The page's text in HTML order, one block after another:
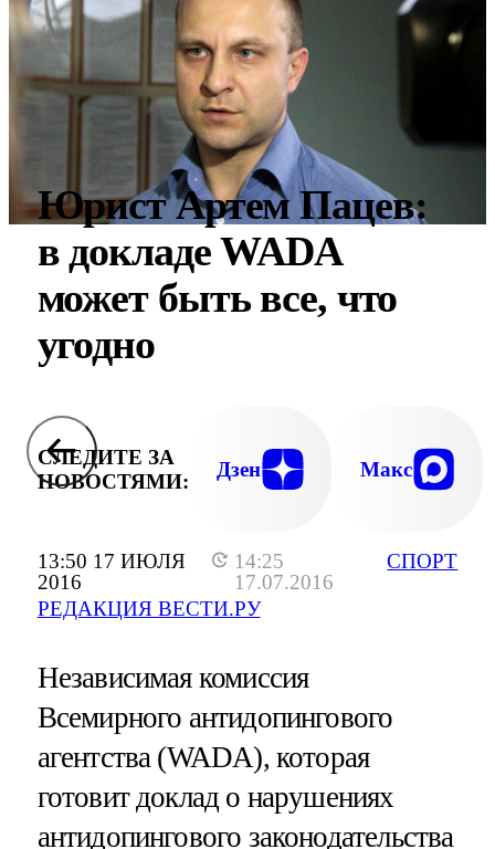
13:50 17 ИЮЛЯ
2016
14:25
17.07.2016
РЕДАКЦИЯ ВЕСТИ.РУ
СПОРТ
Юрист Артем Пацев:
в докладе WADA
может быть все, что
угодно
СЛЕДИТЕ ЗА
НОВОСТЯМИ:
Дзен Макс
Независимая комиссия
Всемирного антидопингового
агентства (WADA), которая
готовит доклад о нарушениях
антидопингового законодательства